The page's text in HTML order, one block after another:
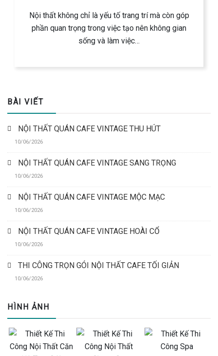
Nội thất không chỉ là yếu tố trang trí mà còn góp
phần quan trọng trong việc tạo nên không gian
sống và làm việc…
BÀI VIẾT
NỘI THẤT QUÁN CAFE VINTAGE THU HÚT
10/06/2026
NỘI THẤT QUÁN CAFE VINTAGE SANG TRỌNG
10/06/2026
NỘI THẤT QUÁN CAFE VINTAGE MỘC MẠC
10/06/2026
NỘI THẤT QUÁN CAFE VINTAGE HOÀI CỔ
10/06/2026
THI CÔNG TRỌN GÓI NỘI THẤT CAFE TỐI GIẢN
10/06/2026
HÌNH ẢNH